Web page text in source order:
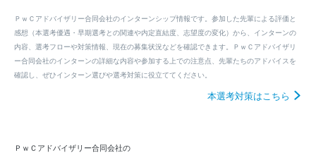
ＰｗＣアドバイザリー合同会社のインターンシップ情報です。参加した先輩による評価と
感想（本選考優遇・早期選考との関連や内定直結度、志望度の変化）から、インターンの
内容、選考フローや対策情報、現在の募集状況などを確認できます。ＰｗＣアドバイザリ
ー合同会社のインターンの詳細な内容や参加する上での注意点、先輩たちのアドバイスを
確認し、ぜひインターン選びや選考対策に役立ててください。
本選考対策はこちら
ＰｗＣアドバイザリー合同会社の